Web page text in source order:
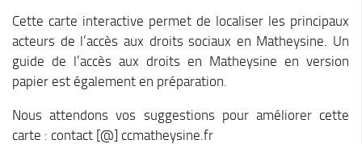
Jeunes En Matheysine
Cohésion Sociale
Cette carte interactive permet de localiser les principaux
acteurs de l’accès aux droits sociaux en Matheysine. Un
guide de l’accès aux droits en Matheysine en version
papier est également en préparation.
Nous attendons vos suggestions pour améliorer cette
carte : contact [@] ccmatheysine.fr